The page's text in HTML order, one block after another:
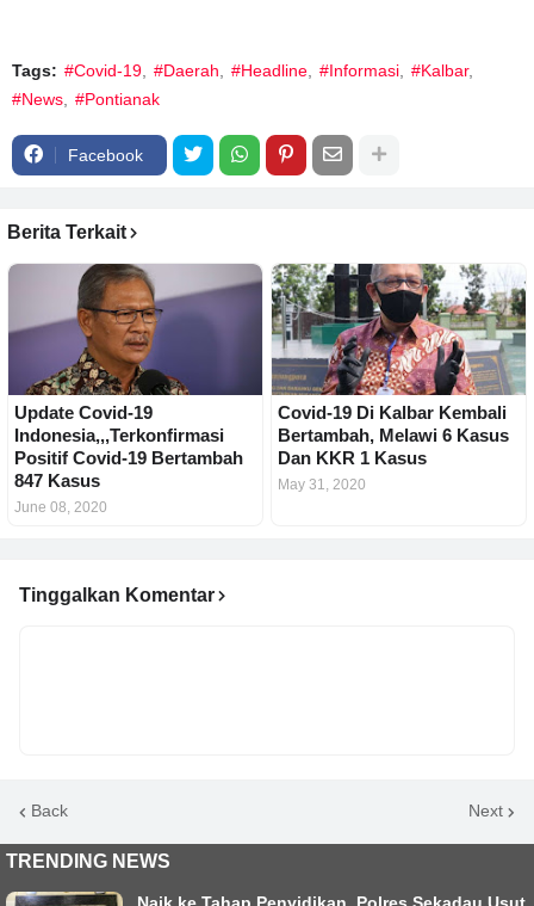
Tags: #Covid-19 #Daerah #Headline #Informasi
#Kalbar
#News
#Pontianak
Facebook
Berita Terkait
Update Covid-19
Indonesia,,,Terkonfirmasi
Positif Covid-19 Bertambah
847 Kasus
June 08, 2020
Covid-19 Di Kalbar Kembali
Bertambah, Melawi 6 Kasus
Dan KKR 1 Kasus
May 31, 2020
Tinggalkan Komentar
Back Next
TRENDING NEWS